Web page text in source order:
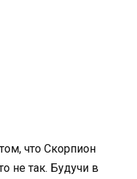
что Скорпион
не так. Будучи в